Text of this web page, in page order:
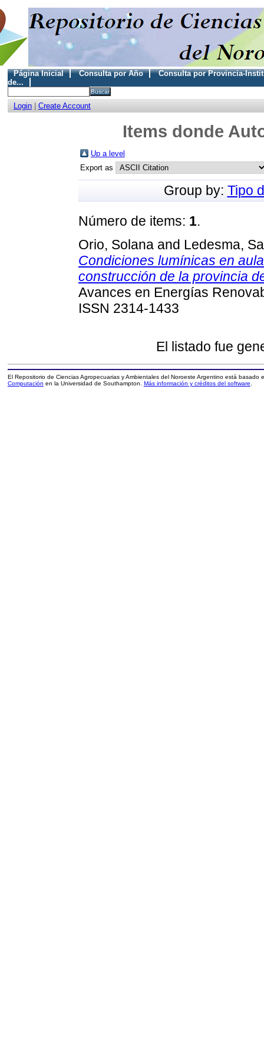
Página Inicial Consulta por Año
Consulta por Provincia-
de...
Login| Create Account
Items donde
Up a level
Export as
Group by: Tipo
Número de items: 1.
Orio, Solana and Ledesma,
Condiciones lumínicas en
construcción de la provincia
Avances en Energías
ISSN 2314-1433
El listado fue
El Repositorio de Ciencias Agropecuarias y Ambientales del Noroeste Argentino está basado
Computación en la Universidad de Southampton. Más información y créditos del software